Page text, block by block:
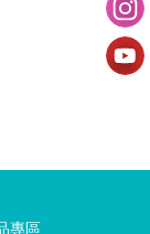
專區